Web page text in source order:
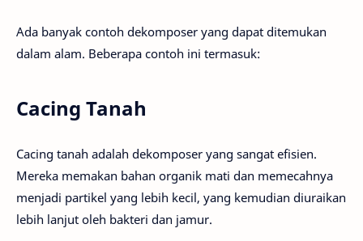
Ada banyak contoh dekomposer yang dapat ditemukan
dalam alam. Beberapa contoh ini termasuk:
Cacing Tanah
Cacing tanah adalah dekomposer yang sangat efisien.
Mereka memakan bahan organik mati dan memecahnya
menjadi partikel yang lebih kecil, yang kemudian diuraikan
lebih lanjut oleh bakteri dan jamur.